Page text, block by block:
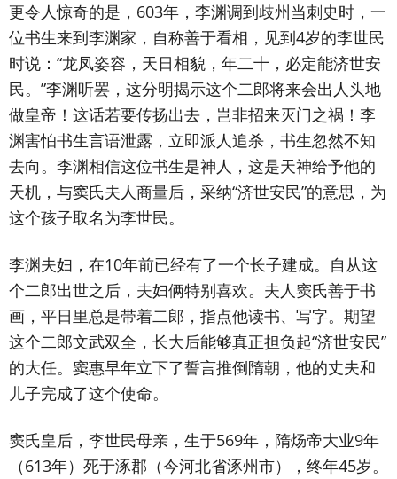
更令人惊奇的是，603年，李渊调到歧州当刺史时，一
位书生来到李渊家，自称善于看相，见到4岁的李世民
时说：“龙凤姿容，天日相貌，年二十，必定能济世安
民。”李渊听罢，这分明揭示这个二郎将来会出人头地
做皇帝！这话若要传扬出去，岂非招来灭门之祸！李
渊害怕书生言语泄露，立即派人追杀，书生忽然不知
去向。李渊相信这位书生是神人，这是天神给予他的
天机，与窦氏夫人商量后，采纳“济世安民”的意思，为
这个孩子取名为李世民。
李渊夫妇，在10年前已经有了一个长子建成。自从这
个二郎出世之后，夫妇俩特别喜欢。夫人窦氏善于书
画，平日里总是带着二郎，指点他读书、写字。期望
这个二郎文武双全，长大后能够真正担负起“济世安民”
的大任。窦惠早年立下了誓言推倒隋朝，他的丈夫和
儿子完成了这个使命。
窦氏皇后，李世民母亲，生于569年，隋炀帝大业9年
（613年）死于涿郡（今河北省涿州市），终年45岁。